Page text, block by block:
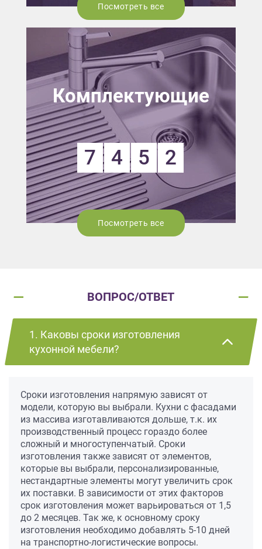
Посмотреть все
Комплектующие
7 4 5 2
Посмотреть все
ВОПРОС/ОТВЕТ
1. Каковы сроки изготовления
кухонной мебели?
Сроки изготовления напрямую зависят от
модели, которую вы выбрали. Кухни с фасадами
из массива изготавливаются дольше, т.к. их
производственный процесс гораздо более
сложный и многоступенчатый. Сроки
изготовления также зависят от элементов,
которые вы выбрали, персонализированные,
нестандартные элементы могут увеличить срок
их поставки. В зависимости от этих факторов
срок изготовления может варьироваться от 1,5
до 2 месяцев. Так же, к основному сроку
изготовления необходимо добавлять 5-10 дней
на транспортно-логистические вопросы.